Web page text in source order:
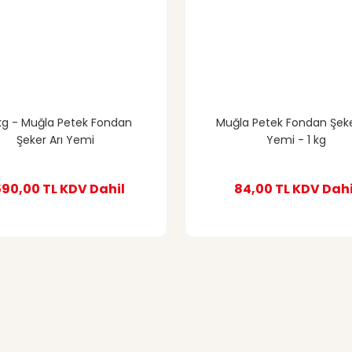
- Muğla Petek Fondan
Şeker Arı Yemi
TLKDV Dahil
Muğla Petek Fondan
Yemi - 1 kg
84,00 TLKDV